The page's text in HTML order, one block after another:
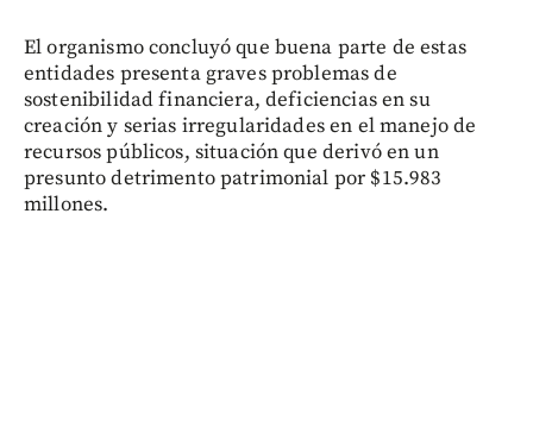
El organismo concluyó que buena parte de estas
entidades presenta graves problemas de
sostenibilidad financiera, deficiencias en su
creación y serias irregularidades en el manejo de
recursos públicos, situación que derivó en un
presunto detrimento patrimonial por $15.983
millones.